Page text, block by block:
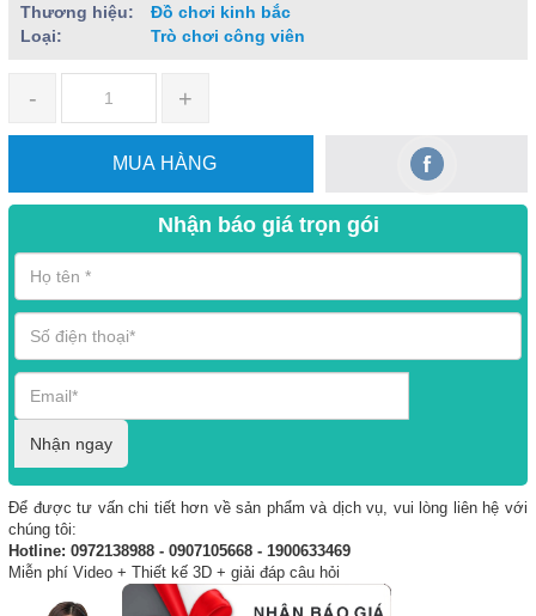
Thương hiệu:
Đồ chơi kinh bắc
Loại:
Trò chơi công viên
- +
MUA HÀNG
Nhận báo giá trọn gói
Nhận ngay
Để được tư vấn chi tiết hơn về sản phẩm và dịch vụ, vui lòng liên hệ với
chúng tôi:
Hotline: 0972138988 - 0907105668 - 1900633469
Miễn phí Video + Thiết kế 3D + giải đáp câu hỏi